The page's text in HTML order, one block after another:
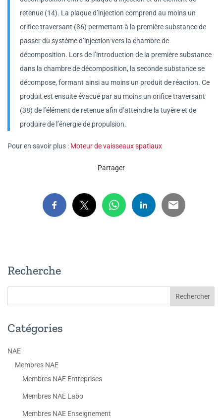
retenue (14). La plaque d’injection comprend au moins un
orifice traversant (36) permettant à la première substance de
passer du système d’injection vers la chambre de
décomposition. Lors de l’introduction de la première substance
dans la chambre de décomposition, la seconde substance se
décompose, formant ainsi au moins un produit de réaction. Ce
produit est ensuite évacué par au moins un orifice traversant
(38) de l’élément de retenue afin d’atteindre la tuyère et de
produire de l’énergie de propulsion.
Pour en savoir plus : Moteur de vaisseaux spatiaux
Partager
Recherche
Catégories
NAE
Membres NAE
Membres NAE Entreprises
Membres NAE Labo
Membres NAE Enseignement